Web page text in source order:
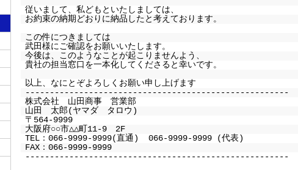
従いまして、私どもといたしましては、
お約束の納期どおりに納品したと考えております。
この件につきましては
武田様にご確認をお願いいたします。
今後は、このようなことが起こりませんよう、
貴社の担当窓口を一本化してくださると幸いです。
以上、なにとぞよろしくお願い申し上げます
------------------------------------------------------
株式会社 山田商事 営業部
山田 太郎(ヤマダ タロウ)
〒564-9999
大阪府○○市△△町11-9 2F
TEL：066-9999-9999(直通) 066-9999-9999 (代表)
FAX：066-9999-9999
------------------------------------------------------